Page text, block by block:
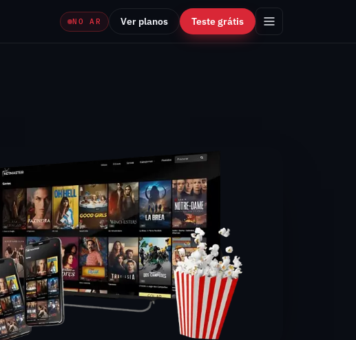
NO AR Ver planos Teste grátis